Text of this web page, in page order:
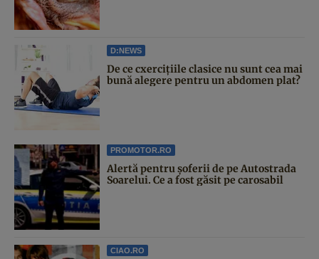
D:NEWS
De ce cxercițiile clasice nu sunt cea mai
bună alegere pentru un abdomen plat?
PROMOTOR.RO
Alertă pentru șoferii de pe Autostrada
Soarelui. Ce a fost găsit pe carosabil
CIAO.RO